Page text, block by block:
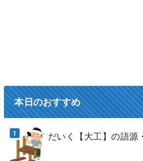
本日のおすすめ
だいく【大工】の語源